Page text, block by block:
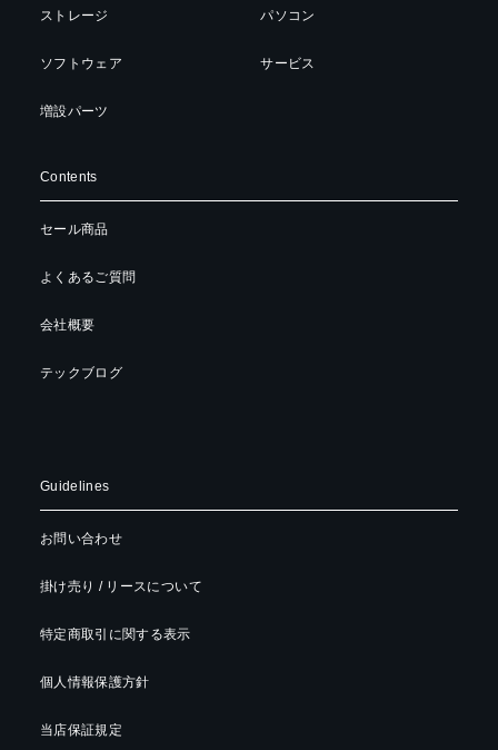
ストレージ
ソフトウェア
増設パーツ
パソコン
サービス
Contents
セール商品
よくあるご質問
会社概要
テックブログ
Guidelines
お問い合わせ
掛け売り / リースについて
特定商取引に関する表示
個人情報保護方針
当店保証規定